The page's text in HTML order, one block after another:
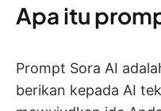
Apa itu
Prompt Sora AI
berikan kepada AI